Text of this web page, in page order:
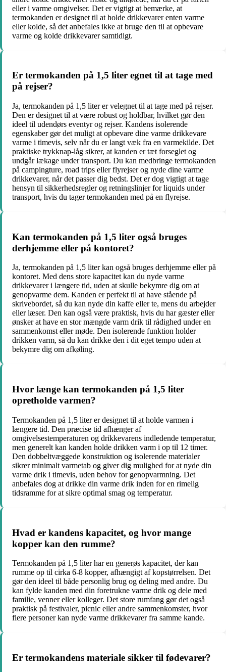
eller i varme omgivelser. Det er vigtigt at bemærke, at
termokanden er designet til at holde drikkevarer enten varme
eller kolde, så det anbefales ikke at bruge den til at opbevare
varme og kolde drikkevarer samtidigt.
Er termokanden på 1,5 liter egnet til at tage med
på rejser?
Ja, termokanden på 1,5 liter er velegnet til at tage med på rejser.
Den er designet til at være robust og holdbar, hvilket gør den
ideel til udendørs eventyr og rejser. Kandens isolerende
egenskaber gør det muligt at opbevare dine varme drikkevare
varme i timevis, selv når du er langt væk fra en varmekilde. Det
praktiske trykknap-låg sikrer, at kanden er tæt forseglet og
undgår lækage under transport. Du kan medbringe termokanden
på campingture, road trips eller flyrejser og nyde dine varme
drikkevarer, når det passer dig bedst. Det er dog vigtigt at tage
hensyn til sikkerhedsregler og retningslinjer for liquids under
transport, hvis du tager termokanden med på en flyrejse.
Kan termokanden på 1,5 liter også bruges
derhjemme eller på kontoret?
Ja, termokanden på 1,5 liter kan også bruges derhjemme eller på
kontoret. Med dens store kapacitet kan du nyde varme
drikkevarer i længere tid, uden at skulle bekymre dig om at
genopvarme dem. Kanden er perfekt til at have stående på
skrivebordet, så du kan nyde din kaffe eller te, mens du arbejder
eller læser. Den kan også være praktisk, hvis du har gæster eller
ønsker at have en stor mængde varm drik til rådighed under en
sammenkomst eller møde. Den isolerende funktion holder
drikken varm, så du kan drikke den i dit eget tempo uden at
bekymre dig om afkøling.
Hvor længe kan termokanden på 1,5 liter
opretholde varmen?
Termokanden på 1,5 liter er designet til at holde varmen i
længere tid. Den præcise tid afhænger af
omgivelsestemperaturen og drikkevarens indledende temperatur,
men generelt kan kanden holde drikken varm i op til 12 timer.
Den dobbeltvæggede konstruktion og isolerende materialer
sikrer minimalt varmetab og giver dig mulighed for at nyde din
varme drik i timevis, uden behov for genopvarmning. Det
anbefales dog at drikke din varme drik inden for en rimelig
tidsramme for at sikre optimal smag og temperatur.
Hvad er kandens kapacitet, og hvor mange
kopper kan den rumme?
Termokanden på 1,5 liter har en generøs kapacitet, der kan
rumme op til cirka 6-8 kopper, afhængigt af kopstørrelsen. Det
gør den ideel til både personlig brug og deling med andre. Du
kan fylde kanden med din foretrukne varme drik og dele med
familie, venner eller kolleger. Det store rumfang gør det også
praktisk på festivaler, picnic eller andre sammenkomster, hvor
flere personer kan nyde varme drikkevarer fra samme kande.
Er termokandens materiale sikker til fødevarer?